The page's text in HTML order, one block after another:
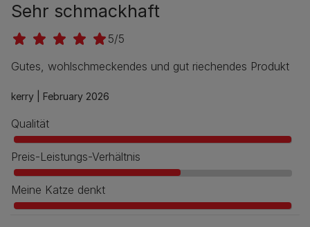
Sehr schmackhaft
5/5
Gutes, wohlschmeckendes und gut riechendes Produkt
kerry | February 2026
Qualität
Preis-Leistungs-Verhältnis
Meine Katze denkt